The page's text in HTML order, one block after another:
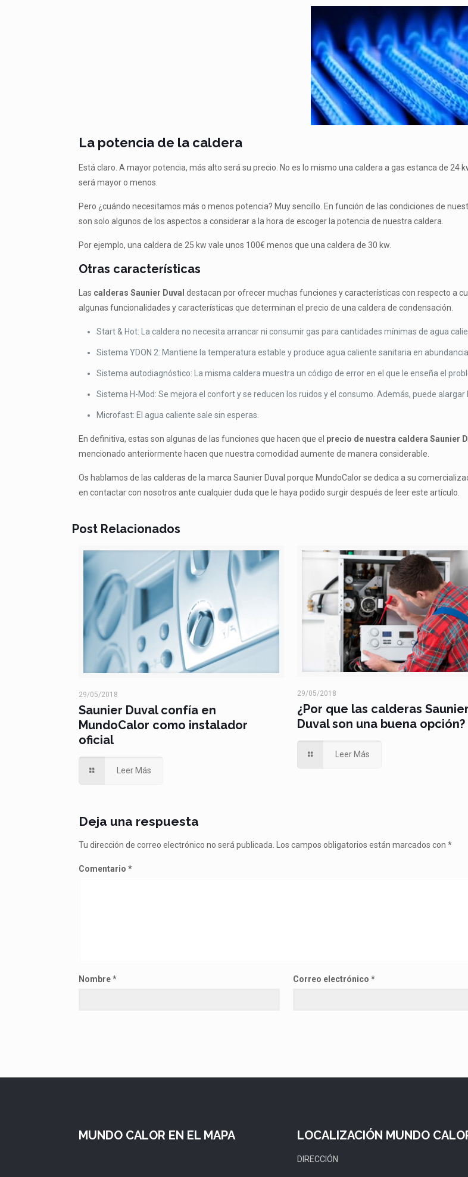
La potencia de la caldera
Está claro. A mayor potencia, más alto será su precio. No es lo mismo una caldera a gas estanca de 24
será mayor o menos.
Pero ¿cuándo necesitamos más o menos potencia? Muy sencillo. En función de las condiciones de
son solo algunos de los aspectos a considerar a la hora de escoger la potencia de nuestra caldera.
Por ejemplo, una caldera de 25 kw vale unos 100€ menos que una caldera de 30 kw.
Otras características
Las calderas Saunier Duval destacan por ofrecer muchas funciones y características con respecto a
algunas funcionalidades y características que determinan el precio de una caldera de condensación.
Start & Hot: La caldera no necesita arrancar ni consumir gas para cantidades mínimas de agua
Sistema YDON 2: Mantiene la temperatura estable y produce agua caliente sanitaria en abundancia.
Sistema autodiagnóstico: La misma caldera muestra un código de error en el que le enseña el
Sistema H-Mod: Se mejora el confort y se reducen los ruidos y el consumo. Además, puede alargar
Microfast: El agua caliente sale sin esperas.
En definitiva, estas son algunas de las funciones que hacen que el precio de nuestra caldera Saunier
mencionado anteriormente hacen que nuestra comodidad aumente de manera considerable.
Os hablamos de las calderas de la marca Saunier Duval porque MundoCalor se dedica a su
en contactar con nosotros ante cualquier duda que le haya podido surgir después de leer este artículo.
Post Relacionados
29/05/2018
Saunier Duval confía en
MundoCalor como instalador
oficial
Leer Más
29/05/2018
¿Por que las calderas Saunier
Duval son una buena opción?
Leer Más
Deja una respuesta
Tu dirección de correo electrónico no será publicada. Los campos obligatorios están marcados con*
Comentario*
Nombre* Correo electrónico *
MUNDO CALOR EN EL MAPA LOCALIZACIÓN MUNDO
DIRECCIÓN